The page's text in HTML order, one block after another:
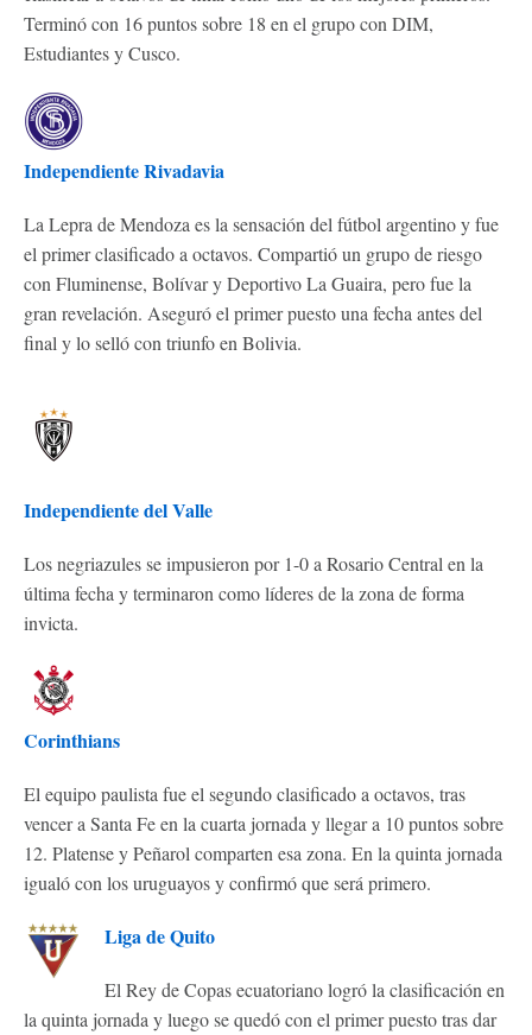
Terminó con 16 puntos sobre 18 en el grupo con DIM,
Estudiantes y Cusco.
Independiente Rivadavia
La Lepra de Mendoza es la sensación del fútbol argentino y fue
el primer clasificado a octavos. Compartió un grupo de riesgo
con Fluminense, Bolívar y Deportivo La Guaira, pero fue la
gran revelación. Aseguró el primer puesto una fecha antes del
final y lo selló con triunfo en Bolivia.
Independiente del Valle
Los negriazules se impusieron por 1-0 a Rosario Central en la
última fecha y terminaron como líderes de la zona de forma
invicta.
Corinthians
El equipo paulista fue el segundo clasificado a octavos, tras
vencer a Santa Fe en la cuarta jornada y llegar a 10 puntos sobre
12. Platense y Peñarol comparten esa zona. En la quinta jornada
igualó con los uruguayos y confirmó que será primero.
Liga de Quito
El Rey de Copas ecuatoriano logró la clasificación en
la quinta jornada y luego se quedó con el primer puesto tras dar